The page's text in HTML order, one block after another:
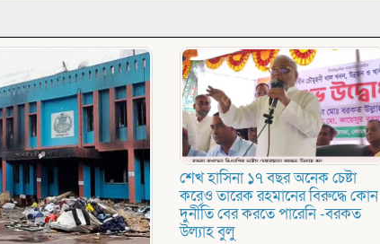
শেখ হাসিনা ১৭ বছর অনেক চেষ্টা
করেও তারেক রহমানের বিরুদ্ধে কোন
দুর্নীতি বের করতে পারেনি -বরকত
উল্যাহ বুলু